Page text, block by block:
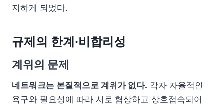
지하게 되었다.
규제의 한계·비합리성
계위의 문제
네트워크는 본질적으로 계위가 없다. 각자 자율적인
욕구와 필요성에 따라 서로 협상하고 상호접속되어